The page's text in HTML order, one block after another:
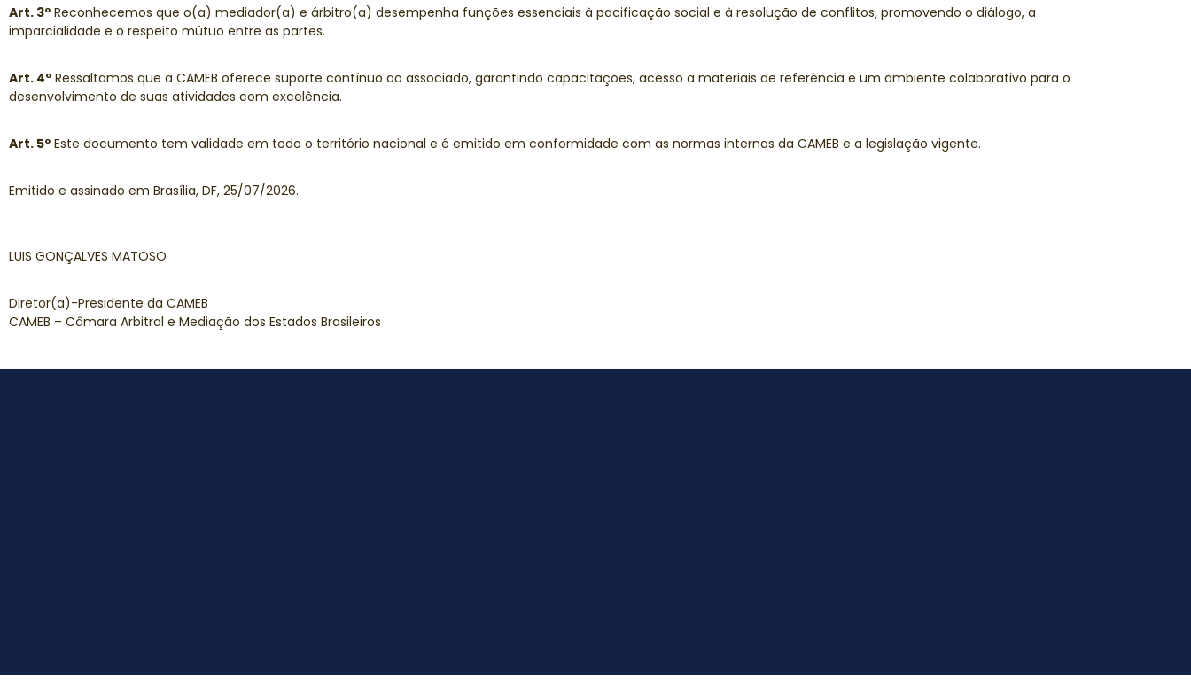
Art. 3º Reconhecemos que o(a) mediador(a) e árbitro(a) desempenha funções essenciais à pacificação social e à resolução de conflitos, promovendo o diálogo, a
imparcialidade e o respeito mútuo entre as partes.
Art. 4º Ressaltamos que a CAMEB oferece suporte contínuo ao associado, garantindo capacitações, acesso a materiais de referência e um ambiente colaborativo para o
desenvolvimento de suas atividades com excelência.
Art. 5º Este documento tem validade em todo o território nacional e é emitido em conformidade com as normas internas da CAMEB e a legislação vigente.
Emitido e assinado em Brasília, DF, 25/07/2026.
LUIS GONÇALVES MATOSO
Diretor(a)-Presidente da CAMEB
CAMEB – Câmara Arbitral e Mediação dos Estados Brasileiros